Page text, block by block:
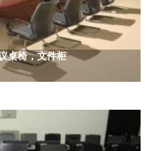
桌椅，文件柜